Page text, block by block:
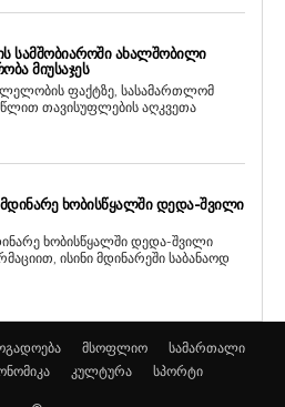
ᲡᲐᲛᲨᲝᲑᲘᲐᲠᲝᲨᲘ ᲐᲮᲐᲚᲨᲝᲑᲘᲚᲘ
ᲛᲘᲣᲡᲐᲯᲔᲡ
ფაქტზე, სასამართლომ
თავისუფლების აღკვეთა
ᲮᲝᲑᲘᲡᲬᲧᲐᲚᲨᲘ ᲓᲔᲓᲐ-ᲨᲕᲘᲚᲘ
ხობისწყალში დედა-შვილი
ისინი მდინარეში საბანაოდ
მსოფლიო
სამართალი
კულტურა სპორტი